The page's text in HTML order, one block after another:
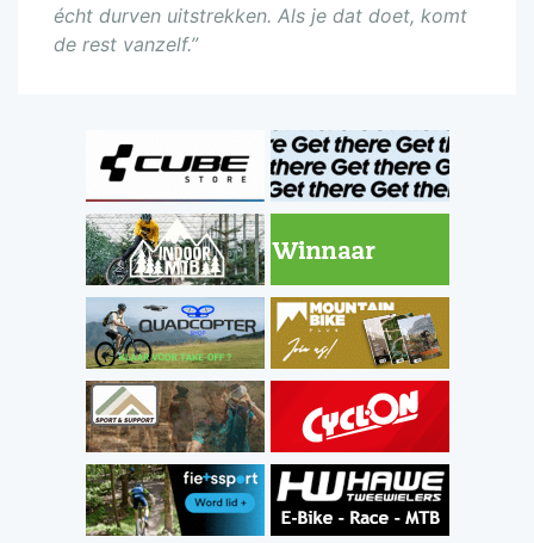
écht durven uitstrekken. Als je dat doet, komt
de rest vanzelf.”